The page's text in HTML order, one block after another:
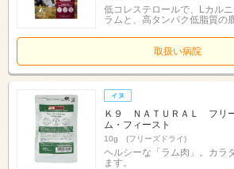
低コレステロールで、Lカル
ラムと、高タンパク低脂質の
取扱い病院
Ｋ９ ＮＡＴＵＲＡＬ フリ
ム・フィースト
10g (フリーズドライ)
ヘルシーな「ラム肉」。カラ
ます。